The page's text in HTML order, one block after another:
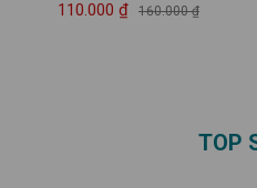
110.000 ₫ 160.000 ₫
TOP